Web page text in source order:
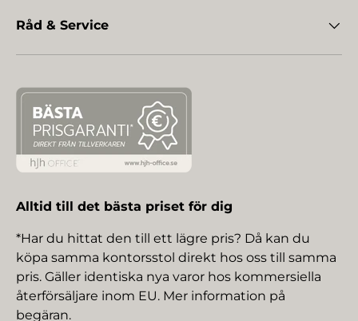
Råd & Service
Alltid till det bästa priset för dig
*Har du hittat den till ett lägre pris? Då kan du
köpa samma kontorsstol direkt hos oss till samma
pris. Gäller identiska nya varor hos kommersiella
återförsäljare inom EU. Mer information på
begäran.